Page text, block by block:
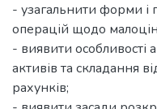
- узагальнити форми і
операцій щодо
- виявити особливості
активів та складання
рахунків;